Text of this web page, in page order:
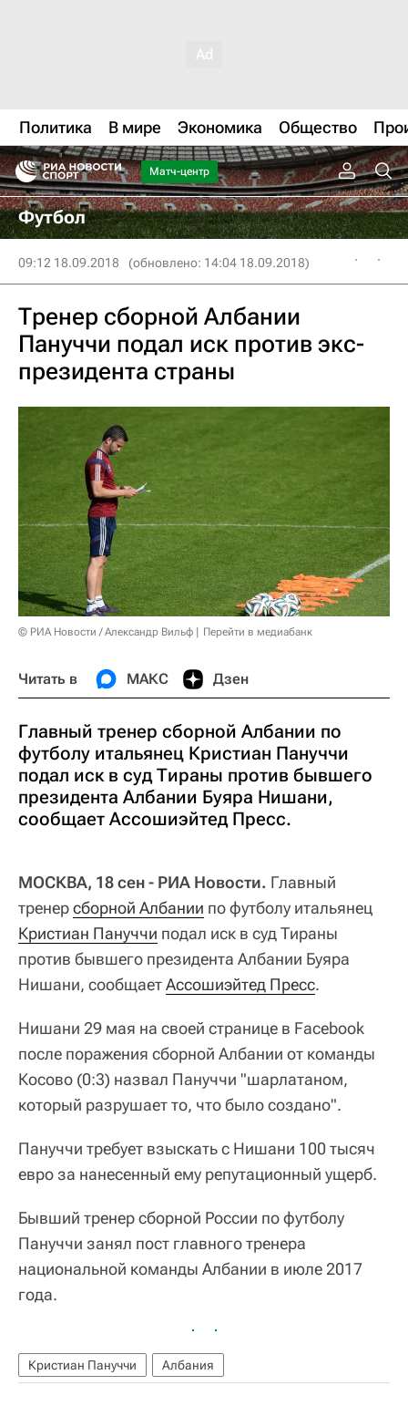
Политика В мире Экономика Общество
Матч-центр
Футбол
09:12 18.09.2018 (обновлено: 14:04 18.09.2018)
Тренер сборной Албании
Пануччи подал иск против экс-
президента страны
© РИА Новости / Александр Вильф Перейти в медиабанк
Читать в МАКС Дзен
Главный тренер сборной Албании по
футболу итальянец Кристиан Пануччи
подал иск в суд Тираны против бывшего
президента Албании Буяра Нишани,
сообщает Ассошиэйтед Пресс.
МОСКВА, 18 сен - РИА Новости. Главный
тренерсборной Албании по футболу итальянец
Кристиан Пануччи подал иск в суд Тираны
против бывшего президента Албании Буяра
Нишани, сообщаетАссошиэйтед Пресс.
Нишани 29 мая на своей странице в Facebook
после поражения сборной Албании от команды
Косово (0:3) назвал Пануччи "шарлатаном,
который разрушает то, что было создано".
Пануччи требует взыскать с Нишани 100 тысяч
евро за нанесенный ему репутационный ущерб.
Бывший тренер сборной России по футболу
Пануччи занял пост главного тренера
национальной команды Албании в июле 2017
года.
Кристиан Пануччи Албания